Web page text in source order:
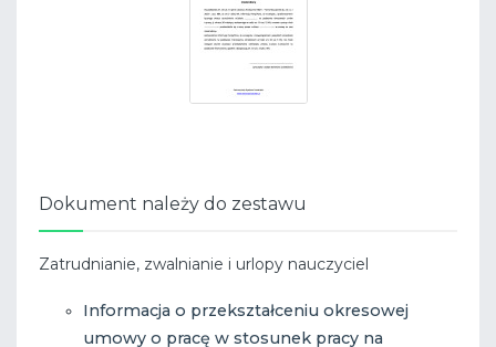
Dokument należy do zestawu
Zatrudnianie, zwalnianie i urlopy nauczyciel
Informacja o przekształceniu okresowej
umowy o pracę w stosunek pracy na